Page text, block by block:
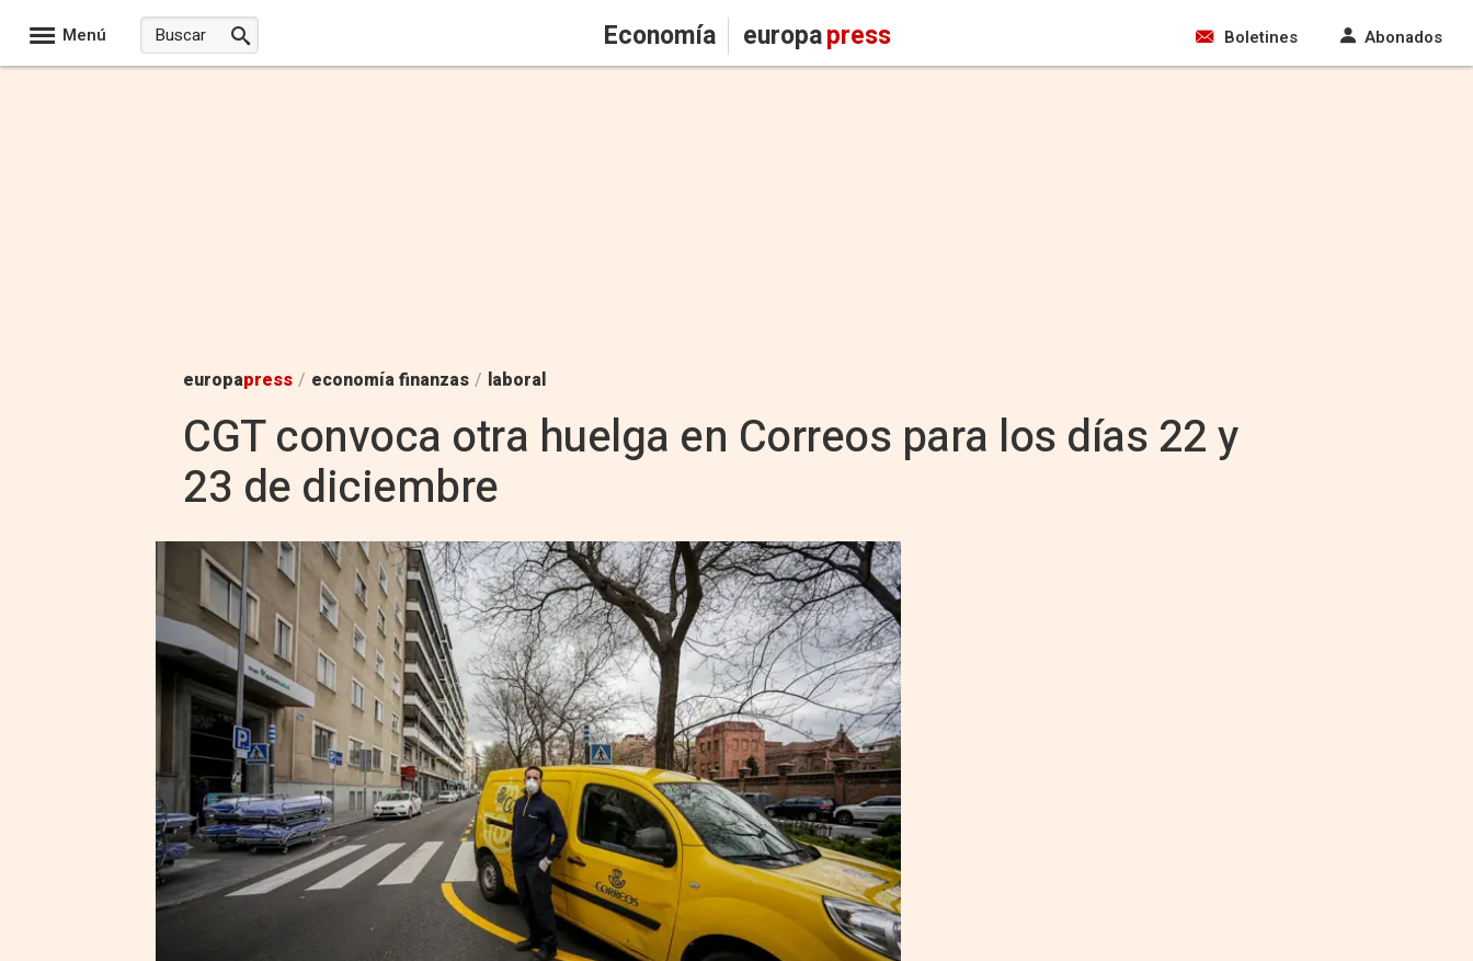
Menú Economía europapress Boletines Abonados
europapress / economía finanzas / laboral
CGT convoca otra huelga en Correos para los días 22 y
23 de diciembre